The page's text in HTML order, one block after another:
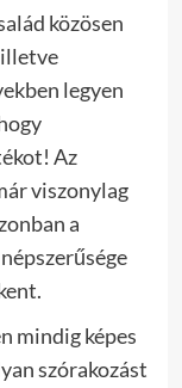
közösen
legyen
Az
viszonylag
a
mindig képes
szórakozást